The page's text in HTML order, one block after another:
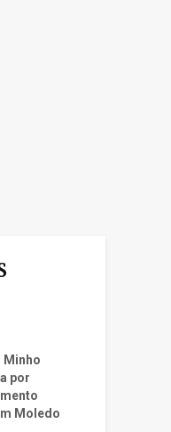
Minho
por
Moledo